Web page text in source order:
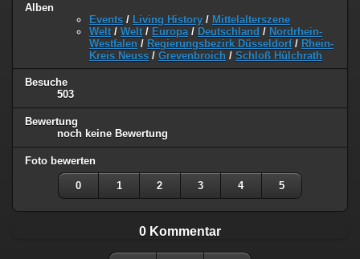
Alben
Events / Living History / Mittelalterszene
Welt / Welt / Europa / Deutschland / Nordrhein-
Westfalen / Regierungsbezirk Düsseldorf/ Rhein-
Kreis Neuss / Grevenbroich / Schloß Hülchrath
Besuche
503
Bewertung
noch keine Bewertung
Foto bewerten
0 1 2 3 4 5
0 Kommentar